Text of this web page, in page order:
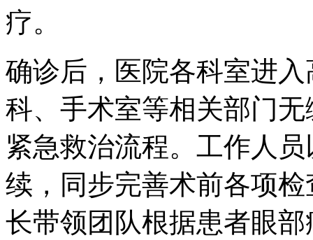
疗。
确诊后，医院各科室进
科、手术室等相关部门
紧急救治流程。工作人
续，同步完善术前各项
长带领团队根据患者眼